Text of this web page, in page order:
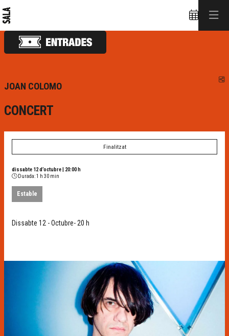
JOAN COLOMO
CONCERT
Finalitzat
dissabte 12 d’octubre
20:00 h
Durada:1 h 30 min
Estable
Dissabte 12 - Octubre- 20 h